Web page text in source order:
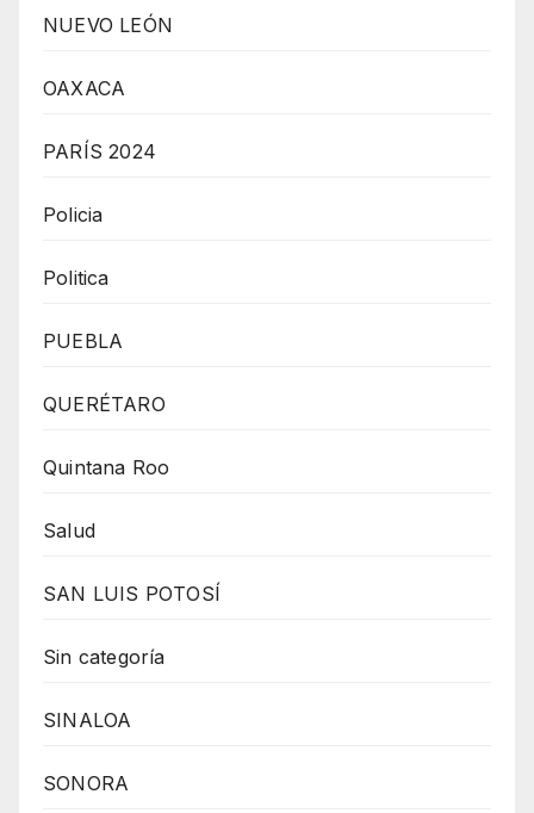
NUEVO LEÓN
OAXACA
PARÍS 2024
Policia
Politica
PUEBLA
QUERÉTARO
Quintana Roo
Salud
SAN LUIS POTOSÍ
Sin categoría
SINALOA
SONORA